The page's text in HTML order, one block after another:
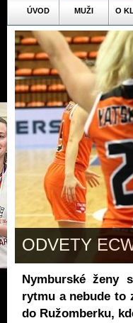
ÚVOD MUŽI O
ODVETY
Nymburské ženy
rytmu a nebude to
do Ružomberku,